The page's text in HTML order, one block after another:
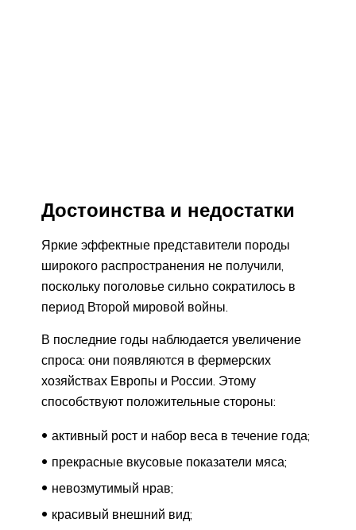
Достоинства и недостатки
Яркие эффектные представители породы
широкого распространения не получили,
поскольку поголовье сильно сократилось в
период Второй мировой войны.
В последние годы наблюдается увеличение
спроса: они появляются в фермерских
хозяйствах Европы и России. Этому
способствуют положительные стороны:
активный рост и набор веса в течение года;
прекрасные вкусовые показатели мяса;
невозмутимый нрав;
красивый внешний вид;